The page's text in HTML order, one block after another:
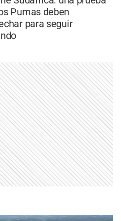
Pumas deben
para seguir